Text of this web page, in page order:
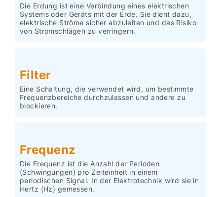
Die Erdung ist eine Verbindung eines elektrischen
Systems oder Geräts mit der Erde. Sie dient dazu,
elektrische Ströme sicher abzuleiten und das Risiko
von Stromschlägen zu verringern.
Filter
Eine Schaltung, die verwendet wird, um bestimmte
Frequenzbereiche durchzulassen und andere zu
blockieren.
Frequenz
Die Frequenz ist die Anzahl der Perioden
(Schwingungen) pro Zeiteinheit in einem
periodischen Signal. In der Elektrotechnik wird sie in
Hertz (Hz) gemessen.